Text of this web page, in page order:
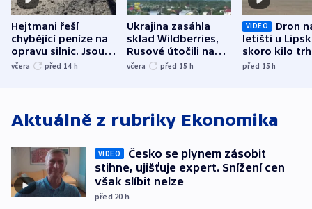
Hejtmani řeší
chybějící peníze na
opravu silnic. Jsou
nenárokové, namítá
včera před 14 h
Ukrajina zasáhla
sklad Wildberries,
Rusové útočili na
trh, hasiče či
včera před 15 h
VIDEO
Dron
letišti u
skoro kilo
indicie
před 15h
Aktuálně z rubriky Ekonomika
VIDEO
Česko se plynem zásobit
stihne, ujišťuje expert. Snížení cen
však slíbit nelze
před 20 h